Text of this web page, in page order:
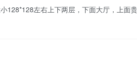
128*128左右上下两层，下面大厅，上面